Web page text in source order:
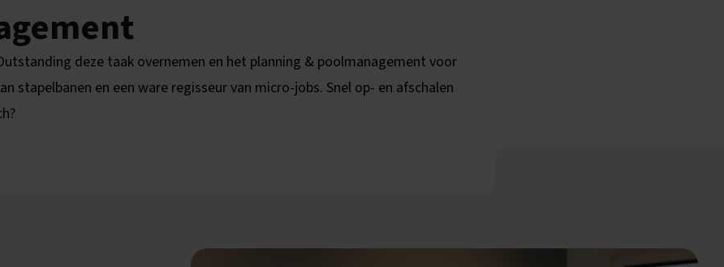
deze taak overnemen en het planning & poolmanagement voor
stapelbanen en een ware regisseur van micro-jobs. Snel op- en afschalen